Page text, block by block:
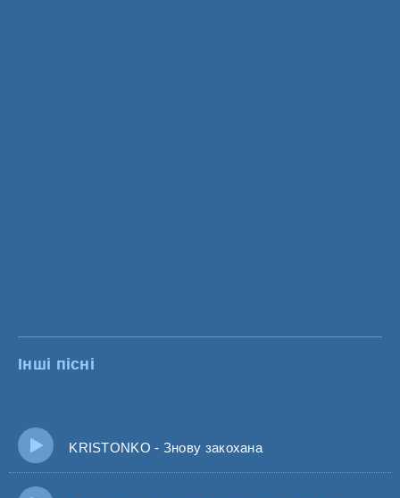
Інші пісні
KRISTONKO - Знову закохана